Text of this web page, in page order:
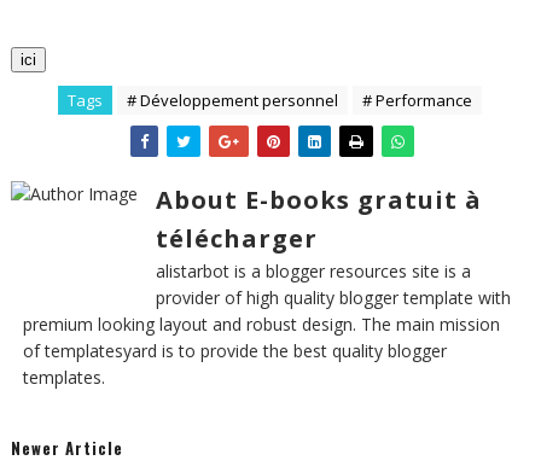
ici
Tags # Développement personnel # Performance
About E-books gratuit à
télécharger
alistarbot is a blogger resources site is a
provider of high quality blogger template with
premium looking layout and robust design. The main mission
of templatesyard is to provide the best quality blogger
templates.
Newer Article